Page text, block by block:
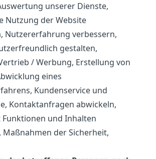
unserer Dienste,
Nutzung der Website
Nutzererfahrung verbessern,
gestalten,
/ Werbung, Erstellung von
eines
Kundenservice und
Kontaktanfragen abwickeln,
Funktionen und Inhalten
der Sicherheit,